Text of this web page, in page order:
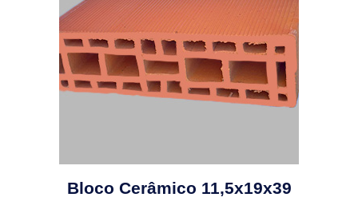
Bloco Cerâmico 11,5x19x39